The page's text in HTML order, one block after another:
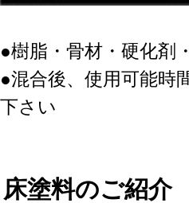
●樹脂・骨材・硬化剤
●混合後、使用可能
下さい
床塗料のご紹介